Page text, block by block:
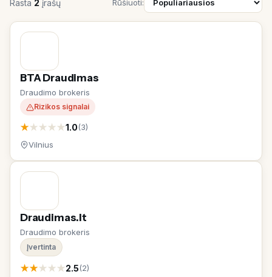
Rasta 2 įrašų Rūšiuoti:
BTA Draudimas
Draudimo brokeris
Rizikos signalai
★★★★★1.0(3)
Vilnius
Draudimas.lt
Draudimo brokeris
Įvertinta
★★★★★2.5(2)